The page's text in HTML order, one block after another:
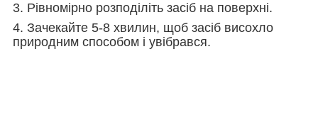
3. Рівномірно розподіліть засіб на поверхні.
4. Зачекайте 5-8 хвилин, щоб засіб висохло
природним способом і увібрався.